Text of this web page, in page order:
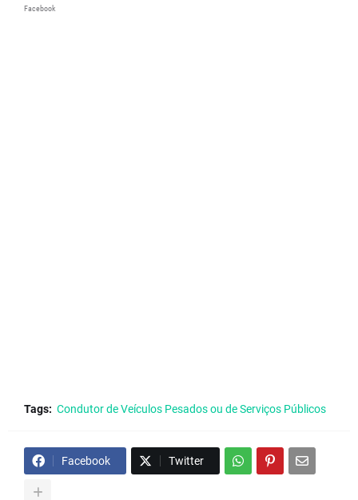
Facebook
Tags: Condutor de Veículos Pesados ou de Serviços Públicos
Facebook Twitter